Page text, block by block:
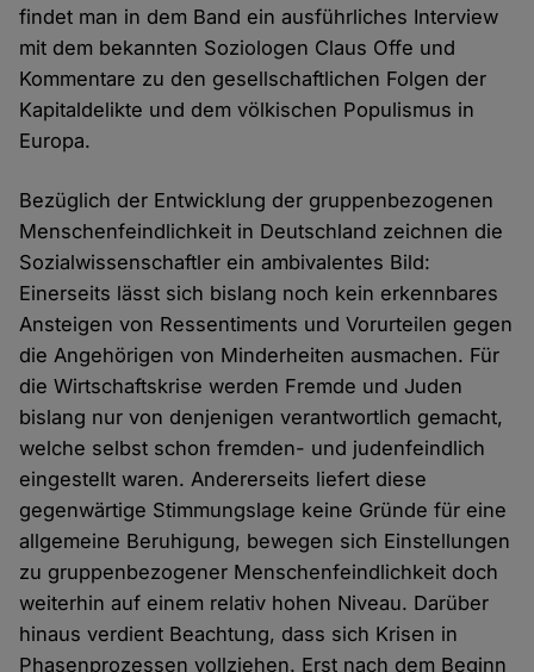
findet man in dem Band ein ausführliches Interview
mit dem bekannten Soziologen Claus Offe und
Kommentare zu den gesellschaftlichen Folgen der
Kapitaldelikte und dem völkischen Populismus in
Europa.
Bezüglich der Entwicklung der gruppenbezogenen
Menschenfeindlichkeit in Deutschland zeichnen die
Sozialwissenschaftler ein ambivalentes Bild:
Einerseits lässt sich bislang noch kein erkennbares
Ansteigen von Ressentiments und Vorurteilen gegen
die Angehörigen von Minderheiten ausmachen. Für
die Wirtschaftskrise werden Fremde und Juden
bislang nur von denjenigen verantwortlich gemacht,
welche selbst schon fremden- und judenfeindlich
eingestellt waren. Andererseits liefert diese
gegenwärtige Stimmungslage keine Gründe für eine
allgemeine Beruhigung, bewegen sich Einstellungen
zu gruppenbezogener Menschenfeindlichkeit doch
weiterhin auf einem relativ hohen Niveau. Darüber
hinaus verdient Beachtung, dass sich Krisen in
Phasenprozessen vollziehen. Erst nach dem Beginn